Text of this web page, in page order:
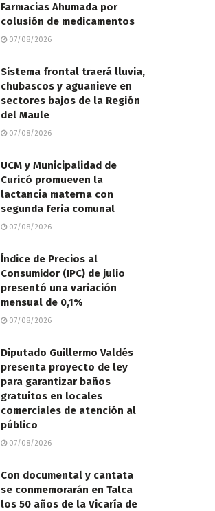
Farmacias Ahumada por
colusión de medicamentos
07/08/2026
Sistema frontal traerá lluvia,
chubascos y aguanieve en
sectores bajos de la Región
del Maule
07/08/2026
UCM y Municipalidad de
Curicó promueven la
lactancia materna con
segunda feria comunal
07/08/2026
Índice de Precios al
Consumidor (IPC) de julio
presentó una variación
mensual de 0,1%
07/08/2026
Diputado Guillermo Valdés
presenta proyecto de ley
para garantizar baños
gratuitos en locales
comerciales de atención al
público
07/08/2026
Con documental y cantata
se conmemorarán en Talca
los 50 años de la Vicaría de